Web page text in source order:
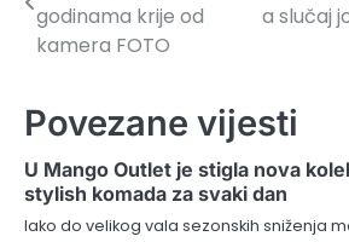
članaka
godinama krije od
kamera FOTO
a slučaj
Povezane vijesti
U Mango Outlet je stigla nova
stylish komada za svaki dan
Iako do velikog vala sezonskih sniženja